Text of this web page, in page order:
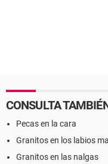
CONSULTA
Pecas en la cara
Granitos en los labios
Granitos en las nalgas